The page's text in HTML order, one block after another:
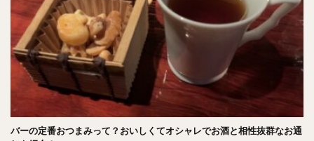
バーの定番おつまみって？おいしくてオシャレでお酒と相性抜群なお通